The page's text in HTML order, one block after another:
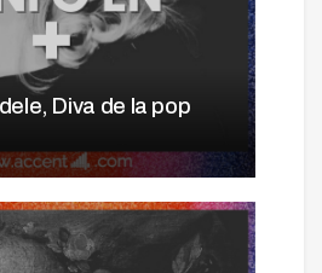
Diva de la pop